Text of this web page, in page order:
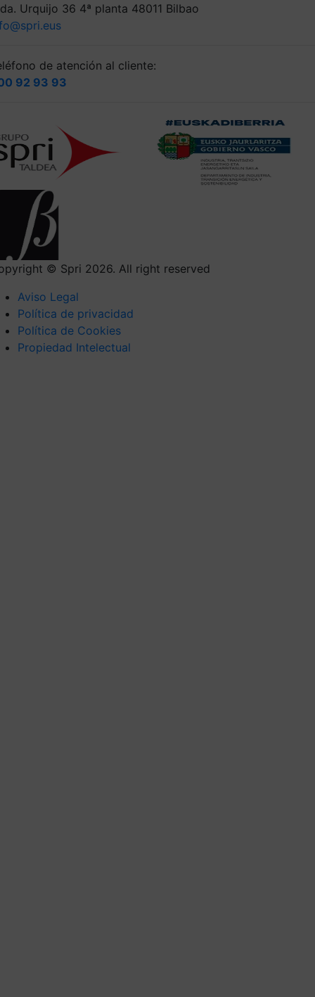
Urquijo 36 4ª planta 48011 Bilbao
de atención al cliente:
92 93 93
© Spri 2026. All right reserved
Aviso Legal
Política de privacidad
Política de Cookies
Propiedad Intelectual